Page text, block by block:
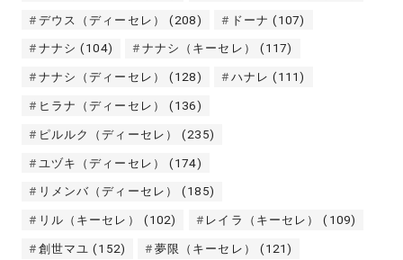
デウス（ディーセレ） (208) ドーナ (107)
ナナシ (104) ナナシ（キーセレ） (117)
ナナシ（ディーセレ） (128) ハナレ (111)
ヒラナ（ディーセレ） (136)
ピルルク（ディーセレ） (235)
ユヅキ（ディーセレ） (174)
リメンバ（ディーセレ） (185)
リル（キーセレ） (102) レイラ（キーセレ） (109)
創世マユ (152) 夢限（キーセレ） (121)